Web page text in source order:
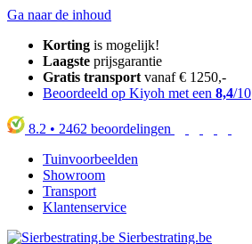
Ga naar de inhoud
Korting is mogelijk!
Laagste prijsgarantie
Gratis transport vanaf € 1250,-
Beoordeeld op Kiyoh met een 8,4/10
8.2 • 2462 beoordelingen
Tuinvoorbeelden
Showroom
Transport
Klantenservice
Sierbestrating.be